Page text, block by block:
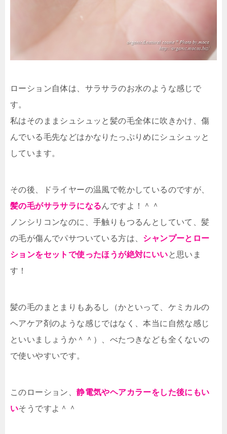
ローション自体は、サラサラのお水のような感じで
す。
私はそのままシュシュッと髪の毛全体に吹きかけ、傷
んでいる毛先などはかなりたっぷりめにシュシュッと
しています。
その後、ドライヤーの温風で乾かしているのですが、
髪の毛がサラサラになるんですよ！＾＾
ノンシリコンなのに、手触りもつるんとしていて、髪
の毛が傷んでパサついている方は、 シャンプーとロー
ションをセットで使ったほうが絶対にいいと思いま
す！
髪の毛のまとまりもあるし（かといって、ケミカルの
ヘアケア剤のような感じではなく、本当に自然な感じ
といいましょうか＾＾）、べたつきなども全くないの
で使いやすいです。
このローション、静電気やヘアカラーをした後にもい
いそうですよ＾＾